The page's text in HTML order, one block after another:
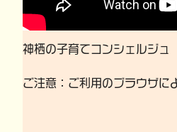
神栖の子育てコンシェルジュ
ご注意：ご利用のブラウザに